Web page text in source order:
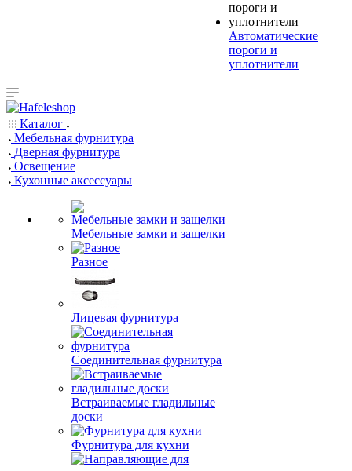
Автоматические
пороги и
уплотнители
Каталог
Мебельная фурнитура
Дверная фурнитура
Освещение
Кухонные аксессуары
Мебельные замки и защелки
Разное
Лицевая фурнитура
Соединительная фурнитура
Встраиваемые гладильные
доски
Фурнитура для кухни